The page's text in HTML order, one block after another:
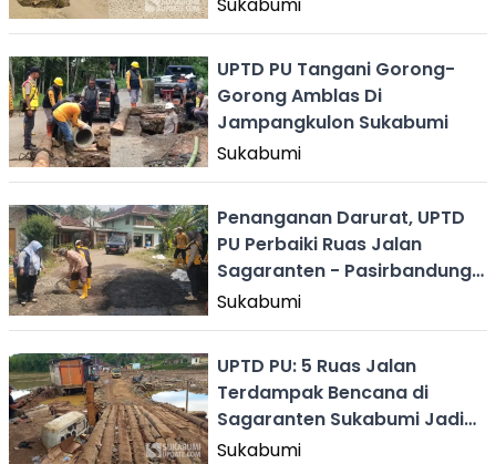
UPTD PU Tangani Gorong-
Gorong Amblas Di
Jampangkulon Sukabumi
Sukabumi
Penanganan Darurat, UPTD
PU Perbaiki Ruas Jalan
Sagaranten - Pasirbandung
Sukabumi
Sukabumi
UPTD PU: 5 Ruas Jalan
Terdampak Bencana di
Sagaranten Sukabumi Jadi
Prioritas Perbaikan
Sukabumi